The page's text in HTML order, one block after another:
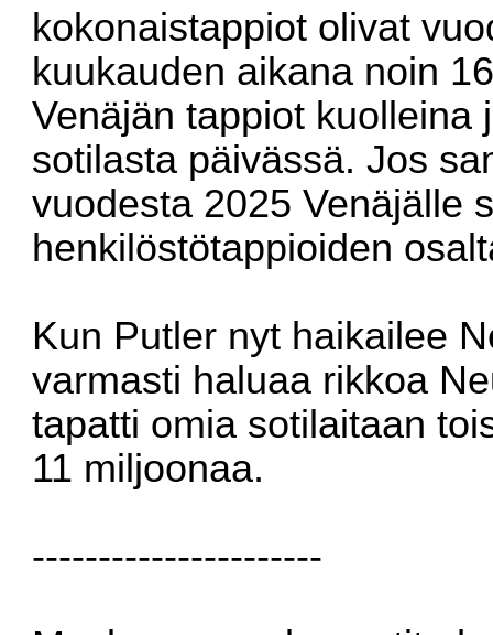
kokonaistappiot olivat
kuukauden aikana noin
Venäjän tappiot kuolleina
sotilasta päivässä. Jos
vuodesta 2025 Venäjälle
henkilöstötappioiden
Kun Putler nyt haikailee
varmasti haluaa rikkoa
tapatti omia sotilaitaan
11 miljoonaa.
----------------------